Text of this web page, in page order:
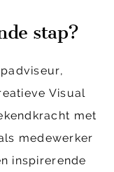
stap?
Visual
met
medewerker
inspirerende